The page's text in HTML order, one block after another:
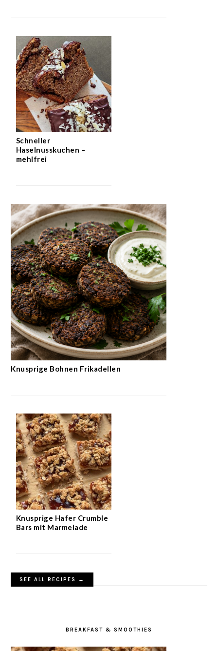
Schneller
Haselnusskuchen –
mehlfrei
Knusprige Bohnen Frikadellen
Knusprige Hafer Crumble
Bars mit Marmelade
SEE ALL RECIPES →
BREAKFAST & SMOOTHIES